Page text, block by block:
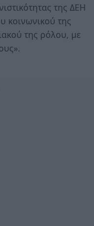
της ΔΕΗ
κοινωνικού της
της ρόλου, με